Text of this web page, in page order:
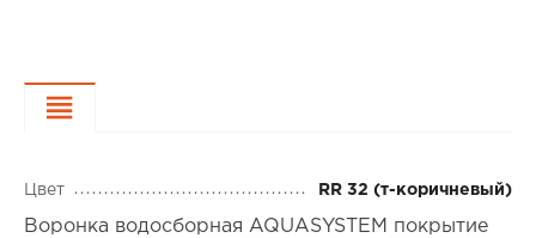
Цвет RR 32 (т-коричневый)
Воронка водосборная AQUASYSTEM покрытие